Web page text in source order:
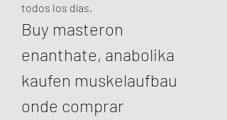
todos los días.
Buy masteron
enanthate, anabolika
kaufen muskelaufbau
onde comprar